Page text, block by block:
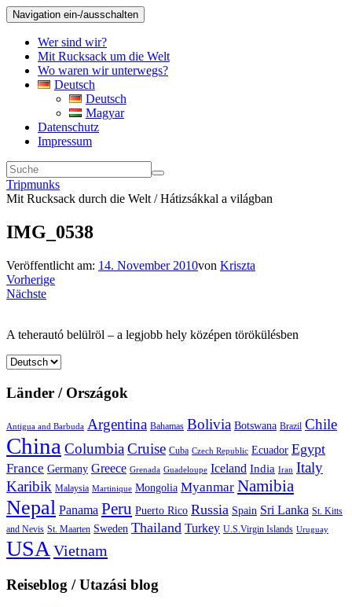
Navigation ein-/ausschalten
Wer sind wir?
Mit Rucksack um die Welt
Wo waren wir unterwegs?
Deutsch
Deutsch
Magyar
Datenschutz
Impressum
Tripmunks
Mit Rucksack durch die Welt / Hátizsákkal a világban
IMG_0538
Veröffentlicht am: 14. November 2010von Kriszta
Vorherige
Nächste
A teherautó belülröl – a legjobb hely középen törökülésben
Sprache
Länder / Országok
Antigua and Barbuda Argentina Bahamas Bolivia Botswana Brazil Chile
China ColumbiaCruise Cuba Czech Republic Ecuador Egypt
France Germany Greece Grenada Guadeloupe Iceland India Iran Italy
Karibik Malaysia Martinique Mongolia Myanmar Namibia
Nepal Panama Peru Puerto Rico Russia Spain Sri Lanka St. Kitts
and Nevis St. Maarten Sweden Thailand Turkey U.S.Virgin Islands Uruguay
USAVietnam
Reiseblog / Utazási blog